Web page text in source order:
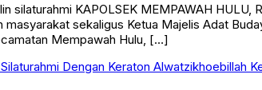
silaturahmi KAPOLSEK MEMPAWAH
sekaligus Ketua Majelis Adat
Mempawah Hulu, […]